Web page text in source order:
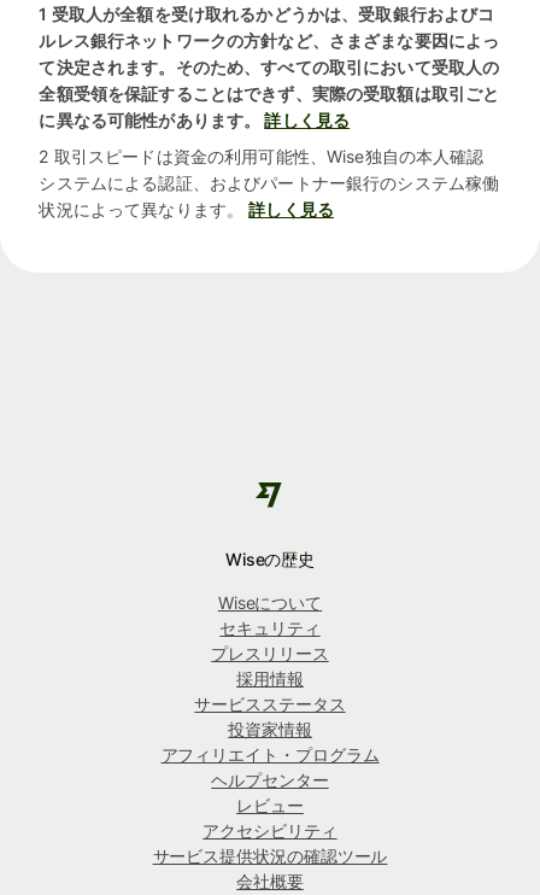
1 受取人が全額を受け取れるかどうかは、受取銀行およびコ
ルレス銀行ネットワークの方針など、さまざまな要因によっ
て決定されます。そのため、すべての取引において受取人の
全額受領を保証することはできず、実際の受取額は取引ごと
に異なる可能性があります。
詳しく見る
2 取引スピードは資金の利用可能性、Wise独自の本人確認
システムによる認証、およびパートナー銀行のシステム稼働
状況によって異なります。
詳しく見る
Wiseの歴史
Wiseについて
セキュリティ
プレスリリース
採用情報
サービスステータス
投資家情報
アフィリエイト・プログラム
ヘルプセンター
レビュー
アクセシビリティ
サービス提供状況の確認ツール
会社概要